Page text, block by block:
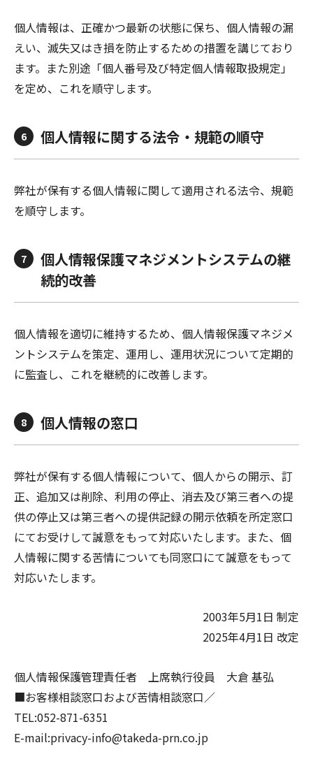
個人情報は、正確かつ最新の状態に保ち、個人情報の漏
えい、滅失又はき損を防止するための措置を講じており
ます。また別途「個人番号及び特定個人情報取扱規定」
を定め、これを順守します。
6 個人情報に関する法令・規範の順守
弊社が保有する個人情報に関して適用される法令、規範
を順守します。
7
個人情報保護マネジメントシステムの継
続的改善
個人情報を適切に維持するため、個人情報保護マネジメ
ントシステムを策定、運用し、運用状況について定期的
に監査し、これを継続的に改善します。
8 個人情報の窓口
弊社が保有する個人情報について、個人からの開示、訂
正、追加又は削除、利用の停止、消去及び第三者への提
供の停止又は第三者への提供記録の開示依頼を所定窓口
にてお受けして誠意をもって対応いたします。また、個
人情報に関する苦情についても同窓口にて誠意をもって
対応いたします。
2003年5月1日 制定
2025年4月1日 改定
個人情報保護管理責任者 上席執行役員 大倉 基弘
■お客様相談窓口および苦情相談窓口／
TEL:052-871-6351
E-mail:privacy-info@takeda-prn.co.jp